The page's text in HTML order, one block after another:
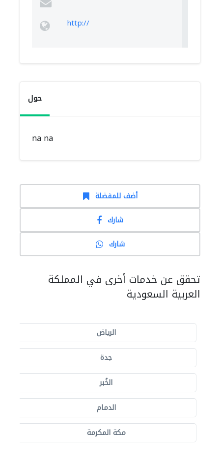
http://
حول
na na
أضف للمفضلة
شارك
شارك
تحقق عن خدمات أخرى في المملكة
العربية السعودية
الرياض
جدة
الخُبر
الدمام
مكة المكرمة